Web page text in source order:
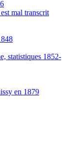
mal transcrit
statistiques 1852-
en 1879